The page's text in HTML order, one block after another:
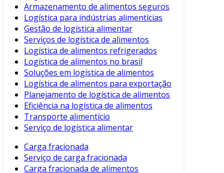
Armazenamento de alimentos seguros
Logística para indústrias alimentícias
Gestão de logística alimentar
Serviços de logística de alimentos
Logística de alimentos refrigerados
Logística de alimentos no brasil
Soluções em logística de alimentos
Logística de alimentos para exportação
Planejamento de logística de alimentos
Eficiência na logística de alimentos
Transporte alimentício
Serviço de logística alimentar
Carga fracionada
Serviço de carga fracionada
Carga fracionada de alimentos